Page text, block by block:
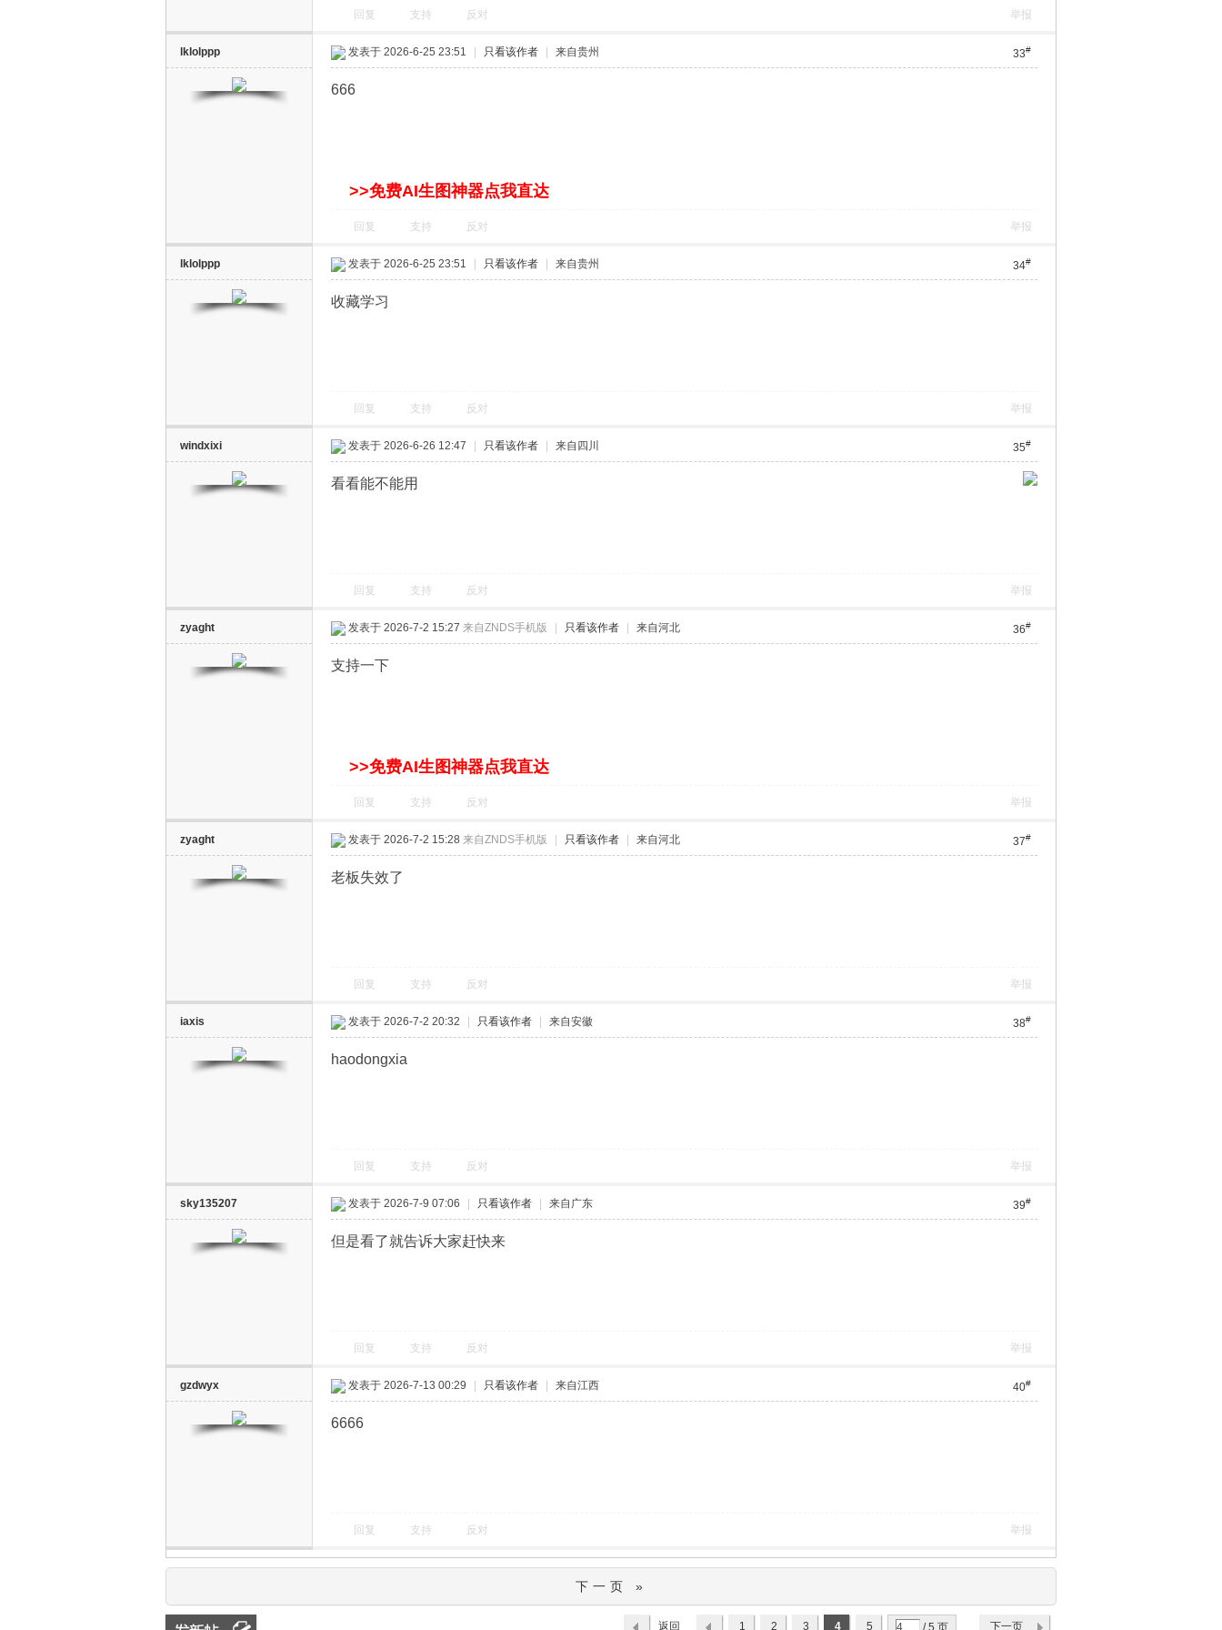
回复 支持 反对 举报
lklolppp 33#
发表于 2026-6-25 23:51 只看该作者 来自贵州
666
>>免费AI生图神器点我直达
回复 支持 反对 举报
lklolppp 34#
发表于 2026-6-25 23:51 只看该作者 来自贵州
收藏学习
回复 支持 反对 举报
windxixi 35#
发表于 2026-6-26 12:47 只看该作者 来自四川
看看能不能用
回复 支持 反对 举报
zyaght 36#
发表于 2026-7-2 15:27 来自ZNDS手机版 只看该作者 来自河北
支持一下
>>免费AI生图神器点我直达
回复 支持 反对 举报
zyaght 37#
发表于 2026-7-2 15:28 来自ZNDS手机版 只看该作者 来自河北
老板失效了
回复 支持 反对 举报
iaxis 38#
发表于 2026-7-2 20:32 只看该作者 来自安徽
haodongxia
回复 支持 反对 举报
sky135207 39#
发表于 2026-7-9 07:06 只看该作者 来自广东
但是看了就告诉大家赶快来
回复 支持 反对 举报
gzdwyx 40#
发表于 2026-7-13 00:29 只看该作者 来自江西
6666
回复 支持 反对 举报
下一页 »
1 2 3 4 5 / 5 页 下一页
返回